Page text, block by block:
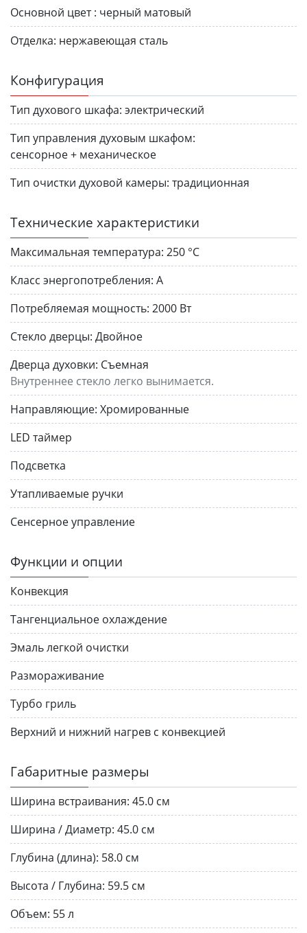
Основной цвет : черный матовый
Отделка: нержавеющая сталь
Конфигурация
Тип духового шкафа: электрический
Тип управления духовым шкафом:
сенсорное + механическое
Тип очистки духовой камеры: традиционная
Технические характеристики
Максимальная температура: 250 °С
Класс энергопотребления: А
Потребляемая мощность: 2000 Вт
Стекло дверцы: Двойное
Дверца духовки: Съемная
Внутреннее стекло легко вынимается.
Направляющие: Хромированные
LED таймер
Подсветка
Утапливаемые ручки
Сенсерное управление
Функции и опции
Конвекция
Тангенциальное охлаждение
Эмаль легкой очистки
Размораживание
Турбо гриль
Верхний и нижний нагрев с конвекцией
Габаритные размеры
Ширина встраивания: 45.0 см
Ширина / Диаметр: 45.0 см
Глубина (длина): 58.0 см
Высота / Глубина: 59.5 см
Объем: 55 л